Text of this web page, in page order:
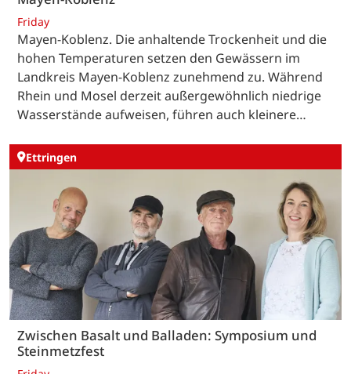
Friday
Mayen-Koblenz. Die anhaltende Trockenheit und die
hohen Temperaturen setzen den Gewässern im
Landkreis Mayen-Koblenz zunehmend zu. Während
Rhein und Mosel derzeit außergewöhnlich niedrige
Wasserstände aufweisen, führen auch kleinere…
Ettringen
Zwischen Basalt und Balladen: Symposium und
Steinmetzfest